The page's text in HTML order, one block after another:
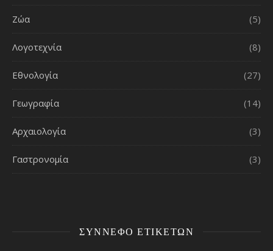
Ζώα (5)
Λογοτεχνία (8)
Εθνολογία (27)
Γεωγραφία (14)
Αρχαιολογία (3)
Γαστρονομία (3)
ΣΎΝΝΕΦΟ ΕΤΙΚΕΤΏΝ